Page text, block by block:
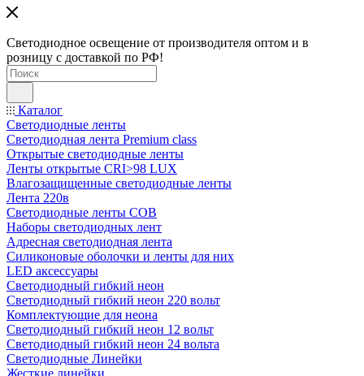
Светодиодное освещение от производителя оптом и в
розницу с доставкой по РФ!
Каталог
Светодиодные ленты
Светодиодная лента Premium class
Открытые светодиодные ленты
Ленты открытые CRI>98 LUX
Влагозащищенные светодиодные ленты
Лента 220в
Светодиодные ленты COB
Наборы светодиодных лент
Адресная светодиодная лента
Силиконовые оболочки и ленты для них
LED аксессуары
Светодиодный гибкий неон
Светодиодный гибкий неон 220 вольт
Комплектующие для неона
Светодиодный гибкий неон 12 вольт
Светодиодный гибкий неон 24 вольта
Светодиодные Линейки
Жесткие линейки